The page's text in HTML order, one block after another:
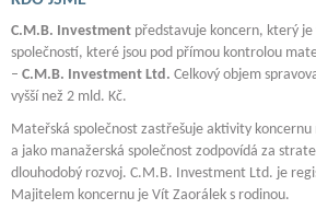
C.M.B. Investment představuje koncern, který
společností, které jsou pod přímou kontrolou
– C.M.B. Investment Ltd. Celkový objem
vyšší než 2 mld. Kč.
Mateřská společnost zastřešuje aktivity
a jako manažerská společnost zodpovídá za
dlouhodobý rozvoj. C.M.B. Investment Ltd. je
Majitelem koncernu je Vít Zaorálek s rodinou.